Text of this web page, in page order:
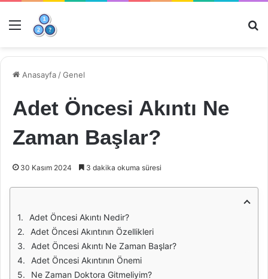
Menü
Anasayfa /Genel
Adet Öncesi Akıntı Ne
Zaman Başlar?
30 Kasım 2024 3 dakika okuma süresi
Adet Öncesi Akıntı Nedir?
Adet Öncesi Akıntının Özellikleri
Adet Öncesi Akıntı Ne Zaman Başlar?
Adet Öncesi Akıntının Önemi
Ne Zaman Doktora Gitmeliyim?